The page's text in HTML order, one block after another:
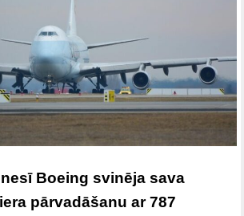
Boeing svinēja sava
pārvadāšanu ar 787